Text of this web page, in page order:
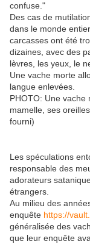
confuse."
Des cas de
dans le monde
carcasses ont été
dizaines, avec des
lèvres, les yeux, le
Une vache morte
langue enlevées.
PHOTO: Une vache
mamelle, ses
fourni)
Les spéculations
responsable des
adorateurs
étrangers.
Au milieu des
enquête https://
généralisée des
que leur enquête